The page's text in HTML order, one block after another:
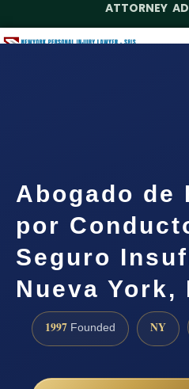
ATTORNEY
Abogado de
por
Seguro
Nueva York,
1997 Founded NY